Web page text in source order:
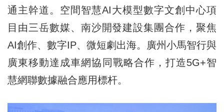
通主幹道。空間智慧AI大模型數字文創中心項
目由三岳數媒、南沙開發建設集團合作，聚焦
AI創作、數字IP、微短劇出海。廣州小馬智行與
廣東移動達成車網協同戰略合作，打造5G+智
慧網聯數據融合應用標杆。